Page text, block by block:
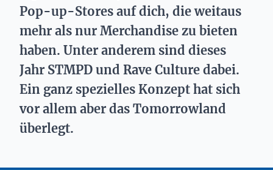
Pop-up-Stores auf dich, die weitaus
mehr als nur Merchandise zu bieten
haben. Unter anderem sind dieses
Jahr STMPD und Rave Culture dabei.
Ein ganz spezielles Konzept hat sich
vor allem aber das Tomorrowland
überlegt.